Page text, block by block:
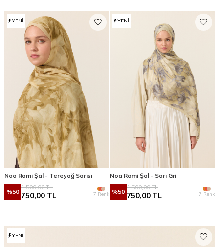
YENI
Noa Rami Şal - Tereyağ Sarısı
%50
1.500,00TL
750,00 TL 7 Renk
YENI
Noa Rami Şal - Sarı Gri
%50
1.500,00TL
750,00 TL 7 Renk
YENI